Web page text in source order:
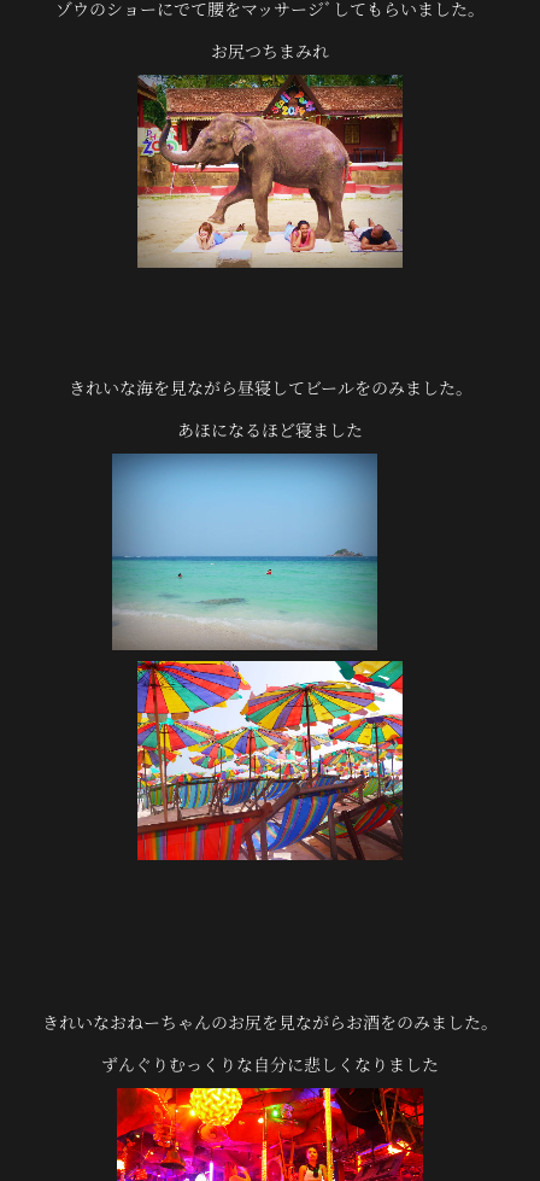
ゾウのショーにでて腰をマッサージﾞしてもらいました。
お尻つちまみれ
きれいな海を見ながら昼寝してビールをのみました。
あほになるほど寝ました
きれいなおねーちゃんのお尻を見ながらお酒をのみました。
ずんぐりむっくりな自分に悲しくなりました